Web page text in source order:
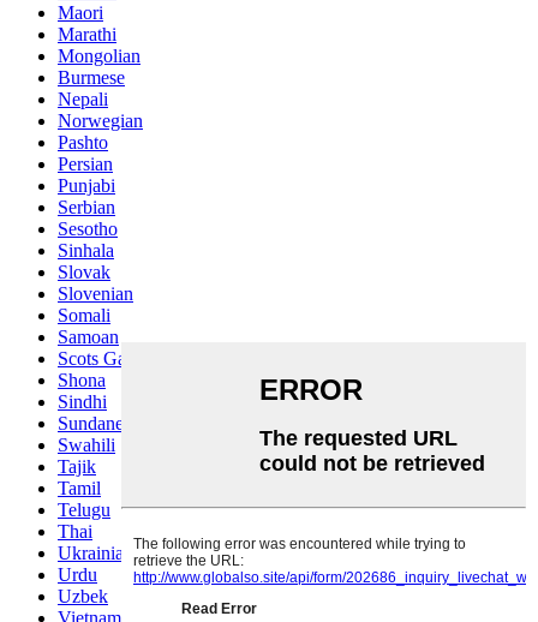
Maori
Marathi
Mongolian
Burmese
Nepali
Norwegian
Pashto
Persian
Punjabi
Serbian
Sesotho
Sinhala
Slovak
Slovenian
Somali
Samoan
Scots Gaelic
Shona
Sindhi
Sundanese
Swahili
Tajik
Tamil
Telugu
Thai
Ukrainian
Urdu
Uzbek
Vietnamese